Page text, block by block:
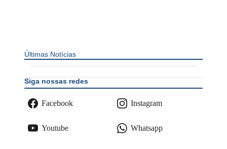
Últimas Notícias
Siga nossas redes
Facebook Instagram
Youtube Whatsapp